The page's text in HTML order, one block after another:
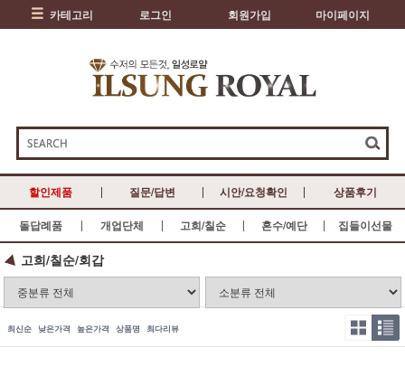
카테고리 로그인 회원가입 마이페이지
할인제품 질문/답변 시안/요청확인 상품후기
돌답례품 개업단체 고희/칠순 혼수/예단 집들이선물
고희/칠순/회갑
최신순 낮은가격 높은가격 상품명 최다리뷰